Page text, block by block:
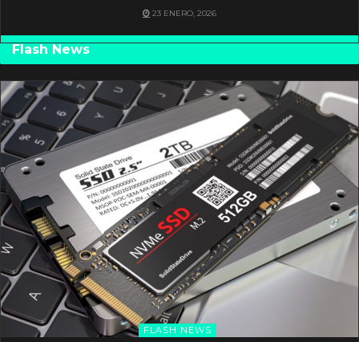
23 ENERO, 2026
Flash News
FLASH NEWS